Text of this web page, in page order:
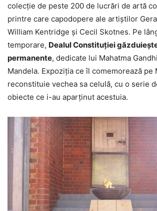
colecţie de peste 200 de lucrări de artă
printre care capodopere ale artiştilor
William Kentridge şi Cecil Skotnes. Pe
temporare, Dealul Constituţiei
permanente, dedicate lui Mahatma
Mandela. Expoziţia ce îl comemorează pe
reconstituie vechea sa celulă, cu o serie
obiecte ce i-au aparţinut acestuia.